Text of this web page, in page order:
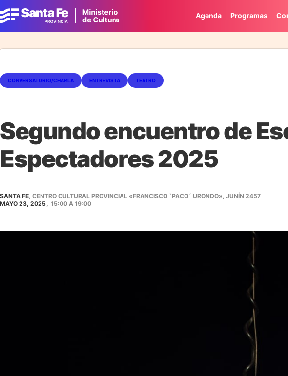
Agenda Programas
CONVERSATORIO/CHARLA ENTREVISTA TEATRO
Segundo encuentro de
Espectadores 2025
SANTA FE , CENTRO CULTURAL PROVINCIAL «FRANCISCO `PACO´ URONDO», JUNÍN 2457
MAYO 23, 2025
15:00 A 19:00